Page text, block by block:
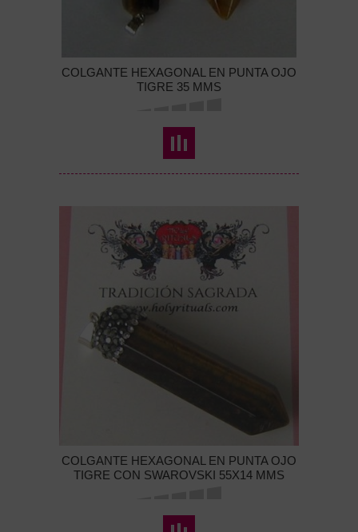
COLGANTE HEXAGONAL EN PUNTA OJO
TIGRE 35 MMS
COLGANTE HEXAGONAL EN PUNTA OJO
TIGRE CON SWAROVSKI 55X14 MMS